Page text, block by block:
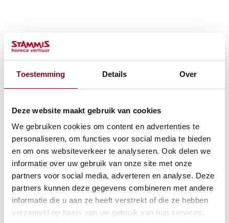
Toestemming Details Over
Deze website maakt gebruik van cookies
We gebruiken cookies om content en advertenties te
personaliseren, om functies voor social media te bieden
en om ons websiteverkeer te analyseren. Ook delen we
informatie over uw gebruik van onze site met onze
partners voor social media, adverteren en analyse. Deze
partners kunnen deze gegevens combineren met andere
informatie die u aan ze heeft verstrekt of die ze hebben
verzameld op basis van uw gebruik van hun services.
Tuinfeest